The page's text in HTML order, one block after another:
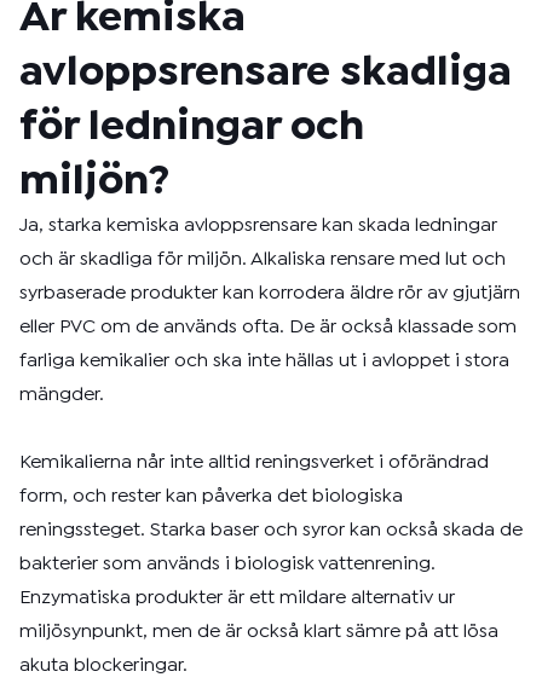
Är kemiska
avloppsrensare skadliga
för ledningar och
miljön?
Ja, starka kemiska avloppsrensare kan skada ledningar
och är skadliga för miljön. Alkaliska rensare med lut och
syrbaserade produkter kan korrodera äldre rör av gjutjärn
eller PVC om de används ofta. De är också klassade som
farliga kemikalier och ska inte hällas ut i avloppet i stora
mängder.
Kemikalierna når inte alltid reningsverket i oförändrad
form, och rester kan påverka det biologiska
reningssteget. Starka baser och syror kan också skada de
bakterier som används i biologisk vattenrening.
Enzymatiska produkter är ett mildare alternativ ur
miljösynpunkt, men de är också klart sämre på att lösa
akuta blockeringar.